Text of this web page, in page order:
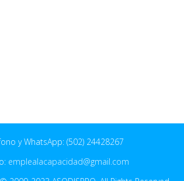
y WhatsApp: (502) 24428267
emplealacapacidad@gmail.com